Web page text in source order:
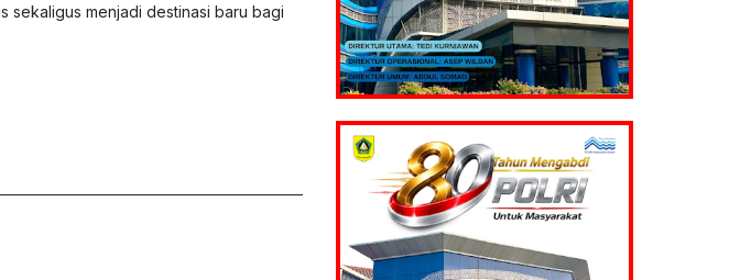
sekaligus menjadi destinasi baru bagi